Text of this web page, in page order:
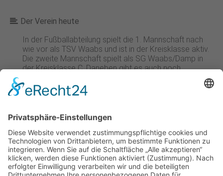
Der Verein heute
In der Fußballabteilung spielt die 1. Mannschaft nach
wie vor als TSV Waabs und ist in der Kreisklasse aktiv.
Die zweite Mannschaft spielt als SG Waabs/Damp in
der Kreisklasse C. Daneben gibt es auch noch
Jugendteams, die als SG Schwansen auftreten. Es gibt
Teams von der C- bis zur F-Jugend. Auch gibt es eine
Frauenmannschaft, die allerdings im Verbund als SG
ist heute groß und vereint die beiden vorherigen
Vereine.
Fußball spielt nach wie vor eine große Rolle beim TSV
Waabs bzw. dem SG Schwansen. Aber auch andere
Sportarten werden angeboten und begeistert geführt.
Das sind neben Fußball noch Badminton, Gehen und